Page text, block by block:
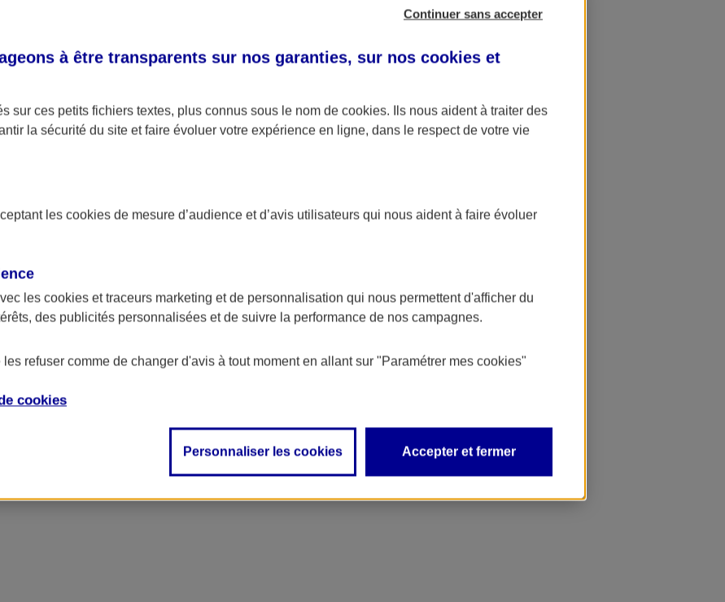
Continuer sans accepter
à être transparents sur nos garanties, sur nos cookies et
sur ces petits fichiers textes, plus connus sous le nom de cookies. Ils nous aident à traiter des
la sécurité du site et faire évoluer votre expérience en ligne, dans le respect de votre vie
les cookies de mesure d’audience et d’avis utilisateurs qui nous aident à faire évoluer
les cookies et traceurs marketing et de personnalisation qui nous permettent d'afficher du
des publicités personnalisées et de suivre la performance de nos campagnes.
refuser comme de changer d'avis à tout moment en allant sur "Paramétrer mes cookies"
cookies
Personnaliser les cookies Accepter et fermer